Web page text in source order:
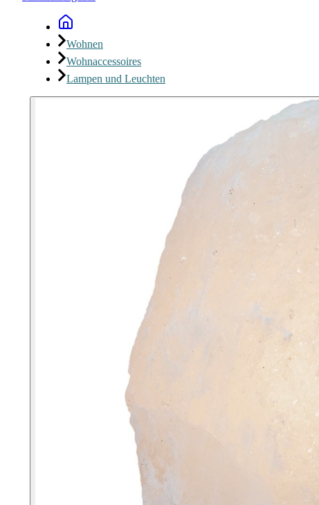
Wohnen
Wohnaccessoires
Lampen und Leuchten